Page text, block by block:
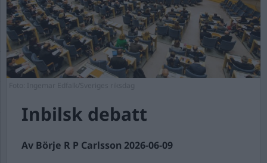
Inbilsk debatt
Av Börje R P Carlsson 2026-06-09